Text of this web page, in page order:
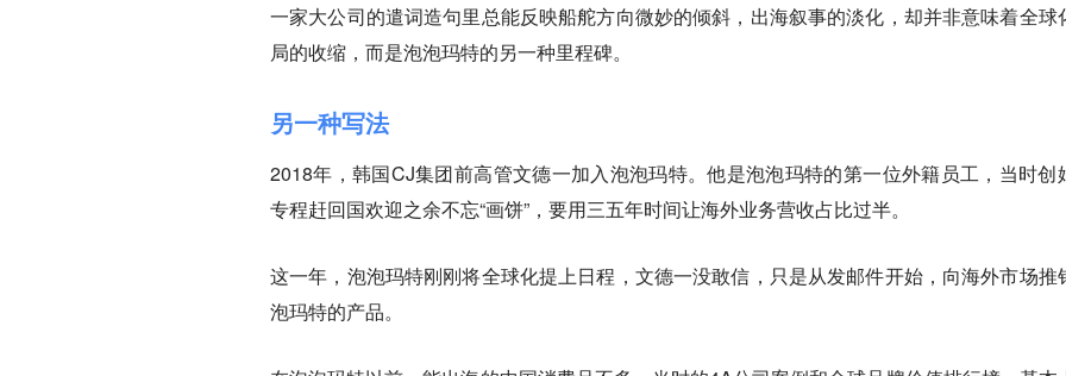
一家大公司的遣词造句里总能反映船舵方向微妙的倾斜，出海叙事的淡化，却并非意味着全球
局的收缩，而是泡泡玛特的另一种里程碑。
另一种写法
2018年，韩国CJ集团前高管文德一加入泡泡玛特。他是泡泡玛特的第一位外籍员工，当时创
专程赶回国欢迎之余不忘“画饼”，要用三五年时间让海外业务营收占比过半。
这一年，泡泡玛特刚刚将全球化提上日程，文德一没敢信，只是从发邮件开始，向海外市场推
泡玛特的产品。